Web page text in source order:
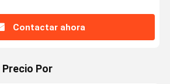
Contactar ahora
Precio Por